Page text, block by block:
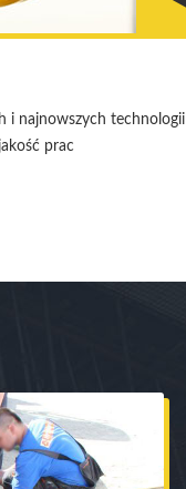
i najnowszych technologii
prac